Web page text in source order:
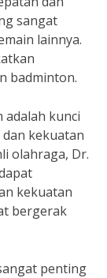
sangat
lainnya.
badminton.
adalah kunci
kekuatan
olahraga, Dr.
kekuatan
bergerak
penting